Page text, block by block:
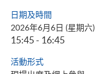
日期及時間
2026年6月6日 (星期六)
15:45 - 16:45
活動形式